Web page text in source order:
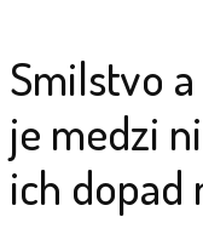
Smilstvo
je medzi
ich dopad